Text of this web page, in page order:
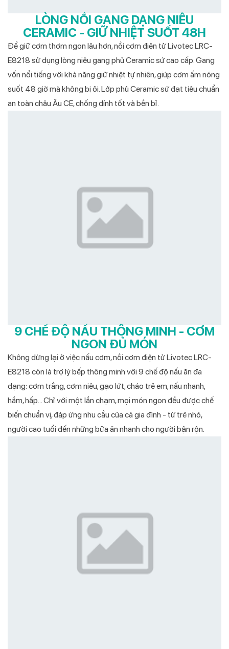
LÒNG NỒI GANG DẠNG NIÊU
CERAMIC - GIỮ NHIỆT SUỐT 48H
Để giữ cơm thơm ngon lâu hơn, nồi cơm điện tử Livotec LRC-
E8218 sử dụng lòng niêu gang phủ Ceramic sứ cao cấp. Gang
vốn nổi tiếng với khả năng giữ nhiệt tự nhiên, giúp cơm ấm nóng
suốt 48 giờ mà không bị ôi. Lớp phủ Ceramic sứ đạt tiêu chuẩn
an toàn châu Âu CE, chống dính tốt và bền bỉ.
9 CHẾ ĐỘ NẤU THÔNG MINH - CƠM
NGON ĐỦ MÓN
Không dừng lại ở việc nấu cơm, nồi cơm điện tử Livotec LRC-
E8218 còn là trợ lý bếp thông minh với 9 chế độ nấu ăn đa
dạng: cơm trắng, cơm niêu, gạo lứt, cháo trẻ em, nấu nhanh,
hầm, hấp… Chỉ với một lần chạm, mọi món ngon đều được chế
biến chuẩn vị, đáp ứng nhu cầu của cả gia đình - từ trẻ nhỏ,
người cao tuổi đến những bữa ăn nhanh cho người bận rộn.